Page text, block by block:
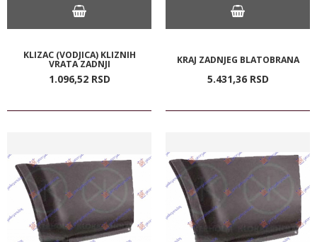
KLIZAC (VODJICA) KLIZNIH
VRATA ZADNJI
1.096,52 RSD
KRAJ ZADNJEG BLATOBRANA
5.431,36 RSD